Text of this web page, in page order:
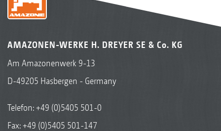
AMAZONEN-WERKE H. DREYER SE & Co. KG
Am Amazonenwerk 9-13
D-49205 Hasbergen - Germany
Telefon:+49 (0)5405 501-0
Fax: +49 (0)5405 501-147